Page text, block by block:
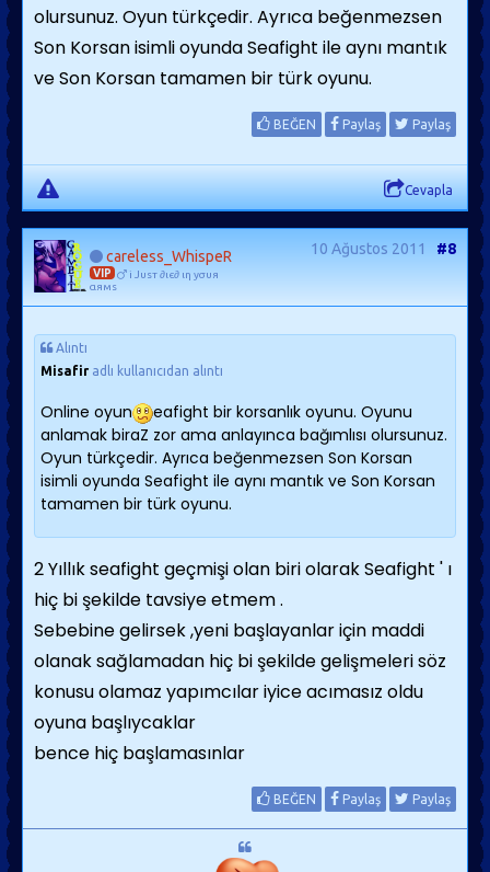
olursunuz. Oyun türkçedir. Ayrıca beğenmezsen
Son Korsan isimli oyunda Seafight ile aynı mantık
ve Son Korsan tamamen bir türk oyunu.
BEĞEN Paylaş Paylaş
Cevapla
careless_WhispeR
VIP
i Jυѕт ∂ιє∂ ιη уσυя
αямѕ
10 Ağustos 2011 #8
Alıntı
Misafir adlı kullanıcıdan alıntı
Online oyun
eafight bir korsanlık oyunu. Oyunu
anlamak biraZ zor ama anlayınca bağımlısı olursunuz.
Oyun türkçedir. Ayrıca beğenmezsen Son Korsan
isimli oyunda Seafight ile aynı mantık ve Son Korsan
tamamen bir türk oyunu.
2 Yıllık seafight geçmişi olan biri olarak Seafight ' ı
hiç bi şekilde tavsiye etmem .
Sebebine gelirsek ,yeni başlayanlar için maddi
olanak sağlamadan hiç bi şekilde gelişmeleri söz
konusu olamaz yapımcılar iyice acımasız oldu
oyuna başlıycaklar
bence hiç başlamasınlar
BEĞEN Paylaş Paylaş